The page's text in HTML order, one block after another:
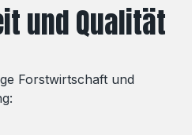
und Qualität
Forstwirtschaft und